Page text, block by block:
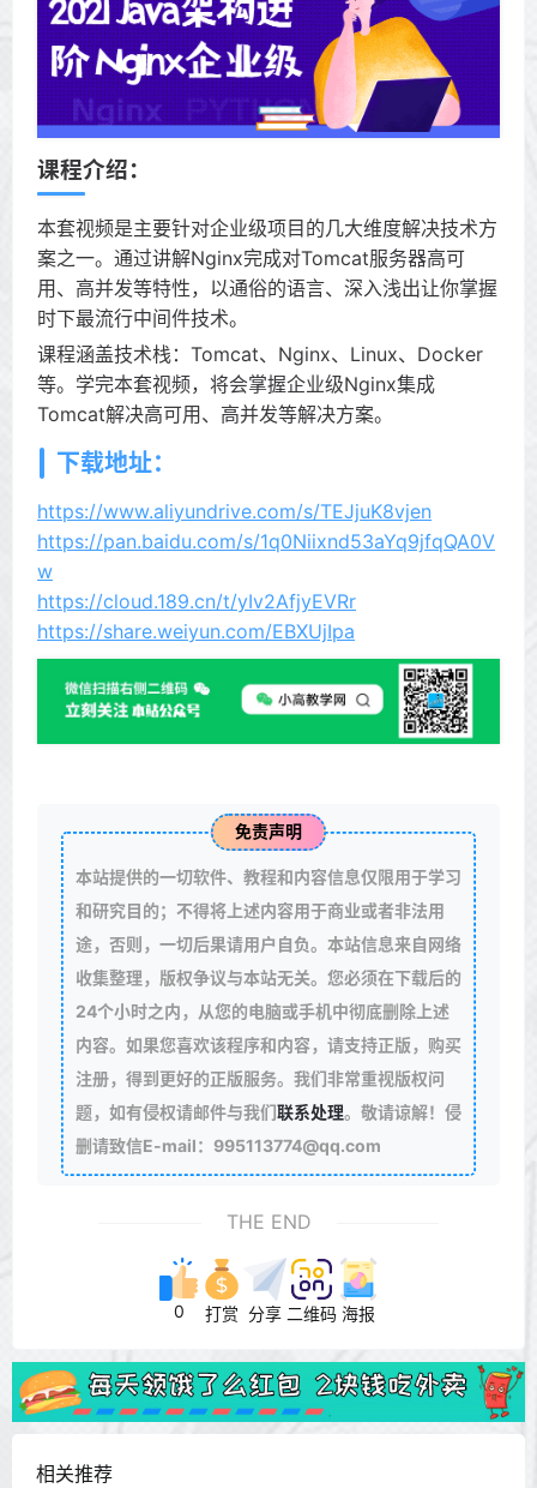
课程介绍：
本套视频是主要针对企业级项目的几大维度解决技术方
案之一。通过讲解Nginx完成对Tomcat服务器高可
用、高并发等特性，以通俗的语言、深入浅出让你掌握
时下最流行中间件技术。
课程涵盖技术栈：Tomcat、Nginx、Linux、Docker
等。学完本套视频，将会掌握企业级Nginx集成
Tomcat解决高可用、高并发等解决方案。
下载地址：
https://www.aliyundrive.com/s/TEJjuK8vjen
https://pan.baidu.com/s/1q0Niixnd53aYq9jfqQA0V
w
https://cloud.189.cn/t/yIv2AfjyEVRr
https://share.weiyun.com/EBXUjIpa
免责声明
本站提供的一切软件、教程和内容信息仅限用于学习
和研究目的；不得将上述内容用于商业或者非法用
途，否则，一切后果请用户自负。本站信息来自网络
收集整理，版权争议与本站无关。您必须在下载后的
24个小时之内，从您的电脑或手机中彻底删除上述
内容。如果您喜欢该程序和内容，请支持正版，购买
注册，得到更好的正版服务。我们非常重视版权问
题，如有侵权请邮件与我们联系处理。敬请谅解！侵
删请致信E-mail：995113774@qq.com
THE END
0 打赏 分享 二维码 海报
相关推荐